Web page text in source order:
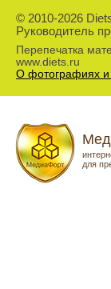
© 2010-2026
Руководитель
Перепечатка
www.diets.ru
О фотографиях и
для